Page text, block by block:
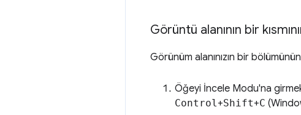
Görüntü alanının bir
Görünüm alanınızın bir
Öğeyi İncele Modu'na
Control +Shift+C